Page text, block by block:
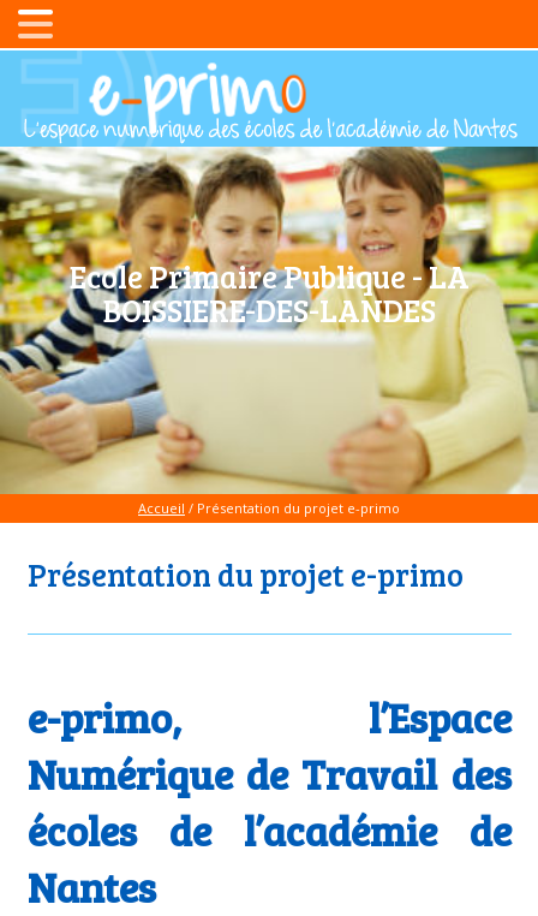
Ecole Primaire Publique - LA
BOISSIERE-DES-LANDES
Accueil / Présentation du projet e-primo
Présentation du projet e-primo
e-primo, l’Espace
Numérique de Travail des
écoles de l’académie de
Nantes